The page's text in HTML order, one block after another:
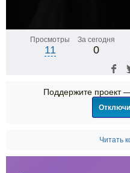
Просмотры
11
За сегодня
0
Поддержите проект
Читать